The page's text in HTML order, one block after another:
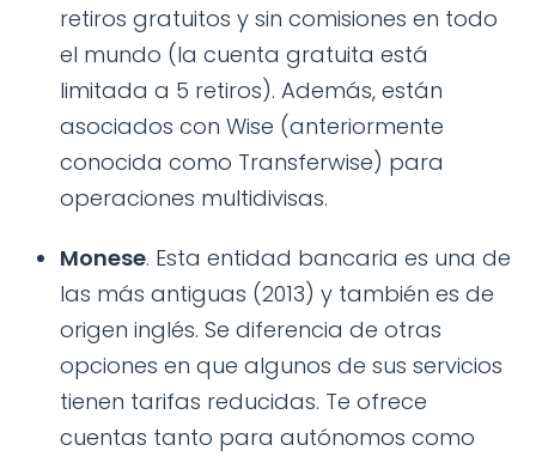
retiros gratuitos y sin comisiones en todo
el mundo (la cuenta gratuita está
limitada a 5 retiros). Además, están
asociados con Wise (anteriormente
conocida como Transferwise) para
operaciones multidivisas.
Monese. Esta entidad bancaria es una de
las más antiguas (2013) y también es de
origen inglés. Se diferencia de otras
opciones en que algunos de sus servicios
tienen tarifas reducidas. Te ofrece
cuentas tanto para autónomos como